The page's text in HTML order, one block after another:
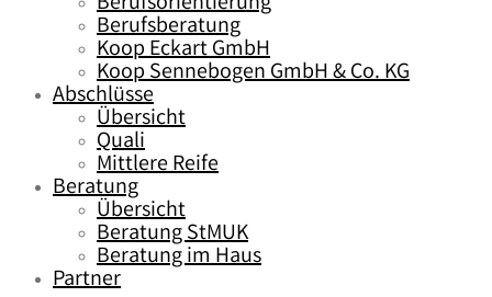
Berufsberatung
Koop Eckart GmbH
Koop Sennebogen GmbH & Co. KG
Abschlüsse
Übersicht
Quali
Mittlere Reife
Beratung
Übersicht
Beratung StMUK
Beratung im Haus
Partner